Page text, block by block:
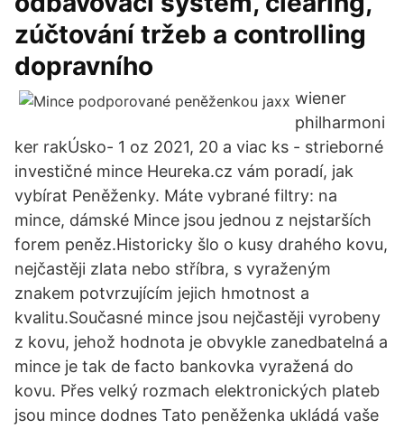
zúčtování tržeb a controlling
dopravního
wiener
philharmoni
ker rakÚsko- 1 oz 2021, 20 a viac ks - strieborné
investičné mince Heureka.cz vám poradí, jak
vybírat Peněženky. Máte vybrané filtry: na
mince, dámské Mince jsou jednou z nejstarších
forem peněz.Historicky šlo o kusy drahého kovu,
nejčastěji zlata nebo stříbra, s vyraženým
znakem potvrzujícím jejich hmotnost a
kvalitu.Současné mince jsou nejčastěji vyrobeny
z kovu, jehož hodnota je obvykle zanedbatelná a
mince je tak de facto bankovka vyražená do
kovu. Přes velký rozmach elektronických plateb
jsou mince dodnes Tato peněženka ukládá vaše